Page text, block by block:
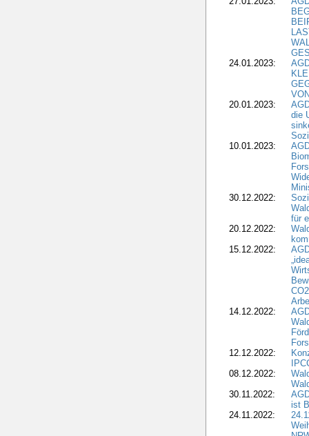
24.01.2023:
20.01.2023:
die
10.01.2023:
30.12.2022:
für
20.12.2022:
15.12.2022:
14.12.2022:
12.12.2022:
08.12.2022:
30.11.2022:
ist
24.11.2022: